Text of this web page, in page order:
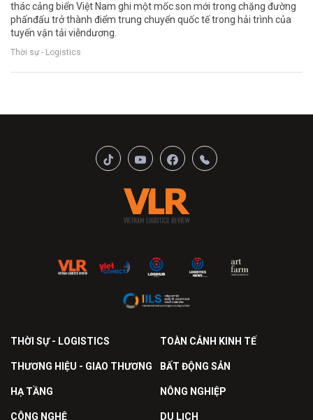
thác cảng biển Việt Nam ghi một mốc son mới trong chặng đường
phấnđấu trở thành điểm trung chuyển quốc tế trong hải trình của
tuyến vận tải viễndương.
Thời sự - Logistics
THỜI SỰ - LOGISTICS TOÀN CẢNH KINH TẾ
THƯƠNG HIỆU - GIAO THƯƠNG BẤT ĐỘNG SẢN
HẠ TẦNG NÔNG NGHIỆP
CÔNG NGHỆ DU LỊCH